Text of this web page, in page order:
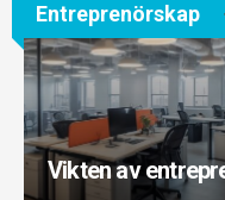
Vikten av
Entreprenörskap